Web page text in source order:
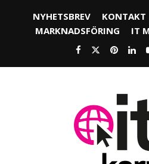
NYHETSBREV KONTAKT
MARKNADSFÖRING
IT